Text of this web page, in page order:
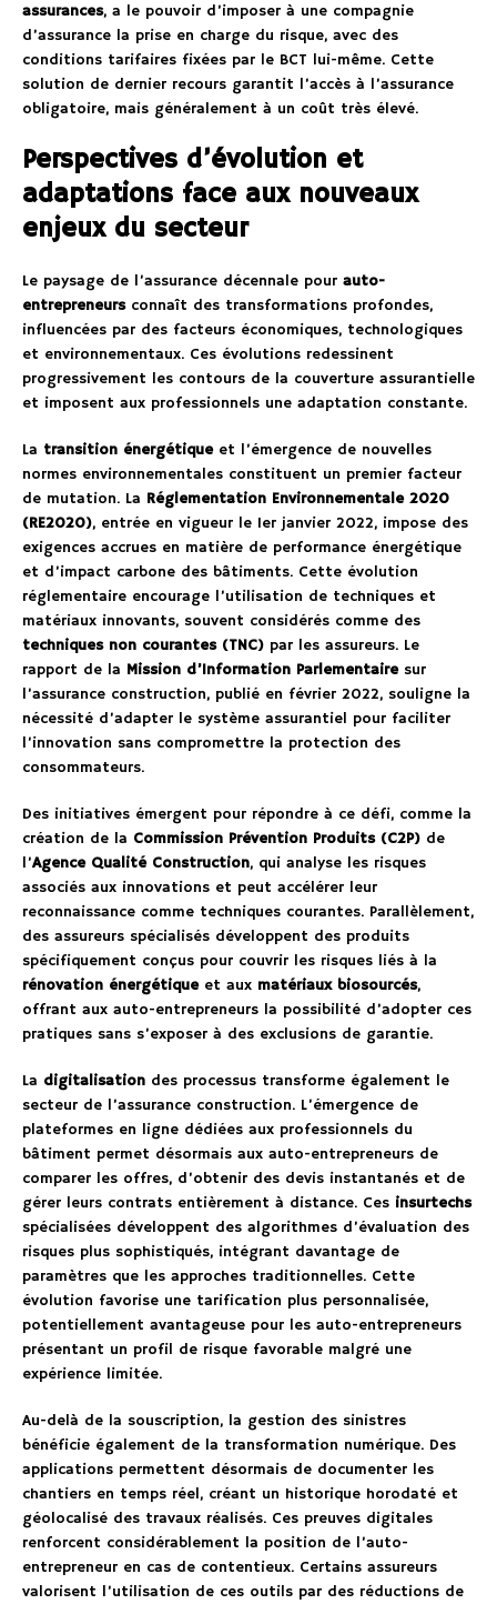
assurances, a le pouvoir d’imposer à une compagnie
d’assurance la prise en charge du risque, avec des
conditions tarifaires fixées par le BCT lui-même. Cette
solution de dernier recours garantit l’accès à l’assurance
obligatoire, mais généralement à un coût très élevé.
Perspectives d’évolution et
adaptations face aux nouveaux
enjeux du secteur
Le paysage de l’assurance décennale pour auto-
entrepreneursconnaît des transformations profondes,
influencées par des facteurs économiques, technologiques
et environnementaux. Ces évolutions redessinent
progressivement les contours de la couverture assurantielle
et imposent aux professionnels une adaptation constante.
La transition énergétiqueet l’émergence de nouvelles
normes environnementales constituent un premier facteur
de mutation. La Réglementation Environnementale 2020
(RE2020), entrée en vigueur le 1er janvier 2022, impose des
exigences accrues en matière de performance énergétique
et d’impact carbone des bâtiments. Cette évolution
réglementaire encourage l’utilisation de techniques et
matériaux innovants, souvent considérés comme des
techniques non courantes (TNC) par les assureurs. Le
rapport de la Mission d’Information Parlementairesur
l’assurance construction, publié en février 2022, souligne la
nécessité d’adapter le système assurantiel pour faciliter
l’innovation sans compromettre la protection des
consommateurs.
Des initiatives émergent pour répondre à ce défi, comme la
création de la Commission Prévention Produits (C2P) de
l’Agence Qualité Construction, qui analyse les risques
associés aux innovations et peut accélérer leur
reconnaissance comme techniques courantes. Parallèlement,
des assureurs spécialisés développent des produits
spécifiquement conçus pour couvrir les risques liés à la
rénovation énergétiqueet aux matériaux biosourcés,
offrant aux auto-entrepreneurs la possibilité d’adopter ces
pratiques sans s’exposer à des exclusions de garantie.
La digitalisation des processus transforme également le
secteur de l’assurance construction. L’émergence de
plateformes en ligne dédiées aux professionnels du
bâtiment permet désormais aux auto-entrepreneurs de
comparer les offres, d’obtenir des devis instantanés et de
gérer leurs contrats entièrement à distance. Ces insurtechs
spécialisées développent des algorithmes d’évaluation des
risques plus sophistiqués, intégrant davantage de
paramètres que les approches traditionnelles. Cette
évolution favorise une tarification plus personnalisée,
potentiellement avantageuse pour les auto-entrepreneurs
présentant un profil de risque favorable malgré une
expérience limitée.
Au-delà de la souscription, la gestion des sinistres
bénéficie également de la transformation numérique. Des
applications permettent désormais de documenter les
chantiers en temps réel, créant un historique horodaté et
géolocalisé des travaux réalisés. Ces preuves digitales
renforcent considérablement la position de l’auto-
entrepreneur en cas de contentieux. Certains assureurs
valorisent l’utilisation de ces outils par des réductions de